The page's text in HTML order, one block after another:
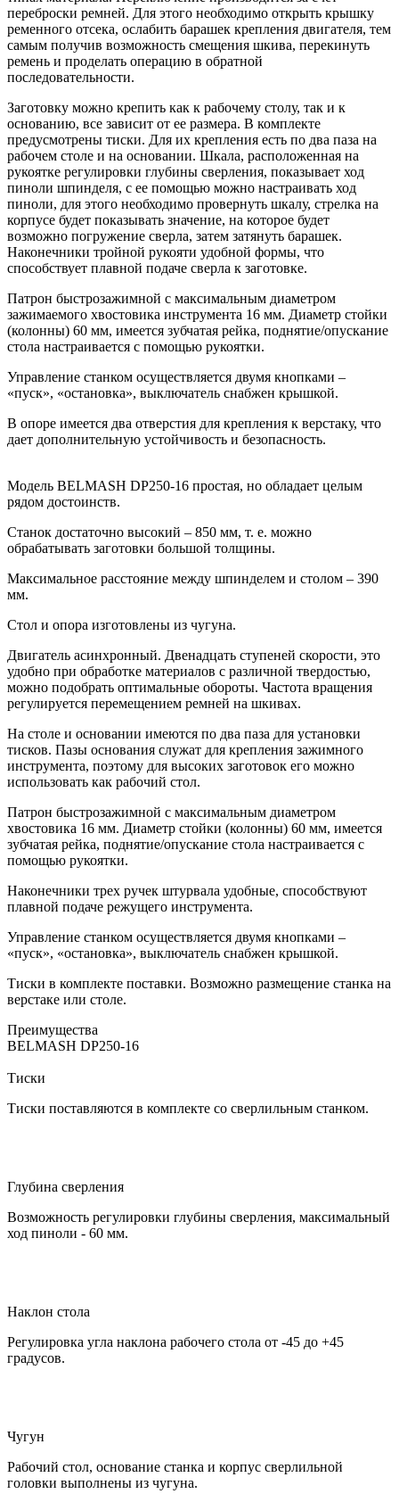
переброски ремней. Для этого необходимо открыть крышку
ременного отсека, ослабить барашек крепления двигателя, тем
самым получив возможность смещения шкива, перекинуть
ремень и проделать операцию в обратной
последовательности.
Заготовку можно крепить как к рабочему столу, так и к
основанию, все зависит от ее размера. В комплекте
предусмотрены тиски. Для их крепления есть по два паза на
рабочем столе и на основании. Шкала, расположенная на
рукоятке регулировки глубины сверления, показывает ход
пиноли шпинделя, с ее помощью можно настраивать ход
пиноли, для этого необходимо провернуть шкалу, стрелка на
корпусе будет показывать значение, на которое будет
возможно погружение сверла, затем затянуть барашек.
Наконечники тройной рукояти удобной формы, что
способствует плавной подаче сверла к заготовке.
Патрон быстрозажимной с максимальным диаметром
зажимаемого хвостовика инструмента 16 мм. Диаметр стойки
(колонны) 60 мм, имеется зубчатая рейка, поднятие/опускание
стола настраивается с помощью рукоятки.
Управление станком осуществляется двумя кнопками –
«пуск», «остановка», выключатель снабжен крышкой.
В опоре имеется два отверстия для крепления к верстаку, что
дает дополнительную устойчивость и безопасность.
Модель BELMASH DP250-16 простая, но обладает целым
рядом достоинств.
Станок достаточно высокий – 850 мм, т. е. можно
обрабатывать заготовки большой толщины.
Максимальное расстояние между шпинделем и столом – 390
мм.
Стол и опора изготовлены из чугуна.
Двигатель асинхронный. Двенадцать ступеней скорости, это
удобно при обработке материалов с различной твердостью,
можно подобрать оптимальные обороты. Частота вращения
регулируется перемещением ремней на шкивах.
На столе и основании имеются по два паза для установки
тисков. Пазы основания служат для крепления зажимного
инструмента, поэтому для высоких заготовок его можно
использовать как рабочий стол.
Патрон быстрозажимной с максимальным диаметром
хвостовика 16 мм. Диаметр стойки (колонны) 60 мм, имеется
зубчатая рейка, поднятие/опускание стола настраивается с
помощью рукоятки.
Наконечники трех ручек штурвала удобные, способствуют
плавной подаче режущего инструмента.
Управление станком осуществляется двумя кнопками –
«пуск», «остановка», выключатель снабжен крышкой.
Тиски в комплекте поставки. Возможно размещение станка на
верстаке или столе.
Преимущества
BELMASH DP250-16
Тиски
Тиски поставляются в комплекте со сверлильным станком.
Глубина сверления
Возможность регулировки глубины сверления, максимальный
ход пиноли - 60 мм.
Наклон стола
Регулировка угла наклона рабочего стола от -45 до +45
градусов.
Чугун
Рабочий стол, основание станка и корпус сверлильной
головки выполнены из чугуна.